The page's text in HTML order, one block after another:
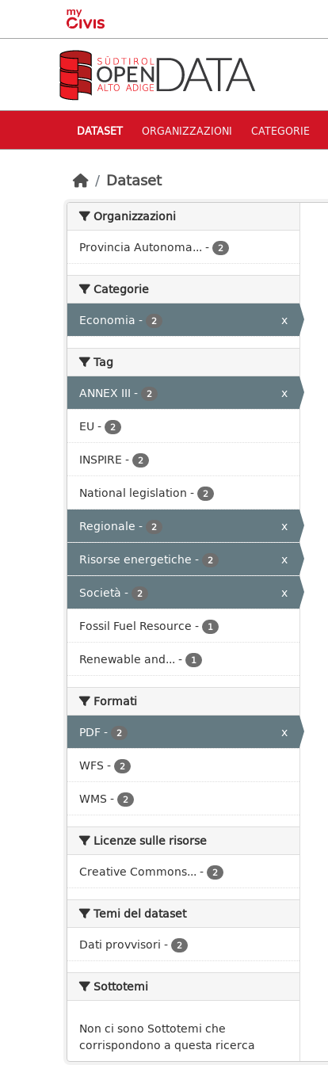
Skip to main content
DATASET ORGANIZZAZIONI CATEGORIE
Dataset
Organizzazioni
Provincia Autonoma... - 2
Categorie
Economia - 2 x
Tag
ANNEX III - 2
x
EU - 2
INSPIRE - 2
National legislation - 2
Regionale - 2
x
Risorse energetiche - 2
x
Società - 2
x
Fossil Fuel Resource - 1
Renewable and... - 1
Formati
PDF- 2
x
WFS - 2
WMS - 2
Licenze sulle risorse
Creative Commons... - 2
Temi del dataset
Dati provvisori - 2
Sottotemi
Non ci sono Sottotemi che
corrispondono a questa ricerca